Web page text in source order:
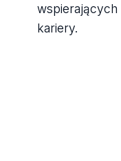
wspierających
kariery.